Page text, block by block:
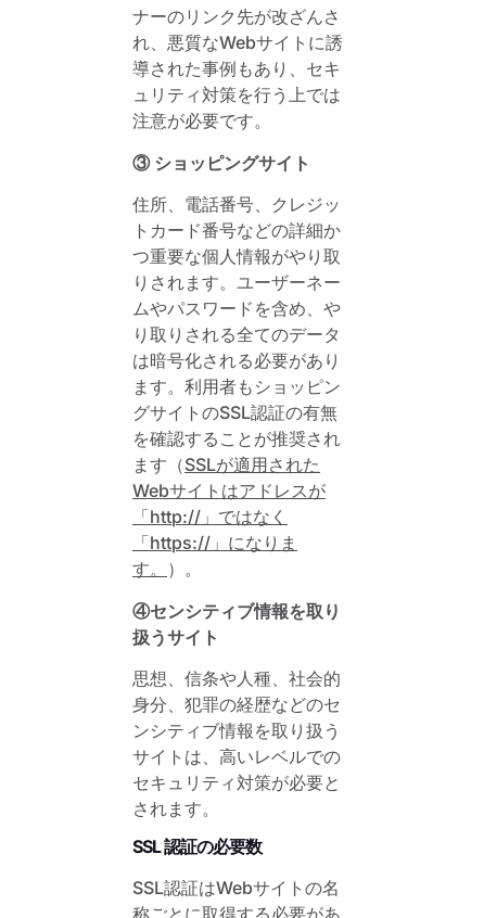
ナーのリンク先が改ざんさ
れ、悪質なWebサイトに誘
導された事例もあり、セキ
ュリティ対策を行う上では
注意が必要です。
③ ショッピングサイト
住所、電話番号、クレジッ
トカード番号などの詳細か
つ重要な個人情報がやり取
りされます。ユーザーネー
ムやパスワードを含め、や
り取りされる全てのデータ
は暗号化される必要があり
ます。利用者もショッピン
グサイトのSSL認証の有無
を確認することが推奨され
ます（SSLが適用された
Webサイトはアドレスが
「http://」ではなく
「https://」になりま
す。 ）。
④センシティブ情報を取り
扱うサイト
思想、信条や人種、社会的
身分、犯罪の経歴などのセ
ンシティブ情報を取り扱う
サイトは、高いレベルでの
セキュリティ対策が必要と
されます。
SSL 認証の必要数
SSL認証はWebサイトの名